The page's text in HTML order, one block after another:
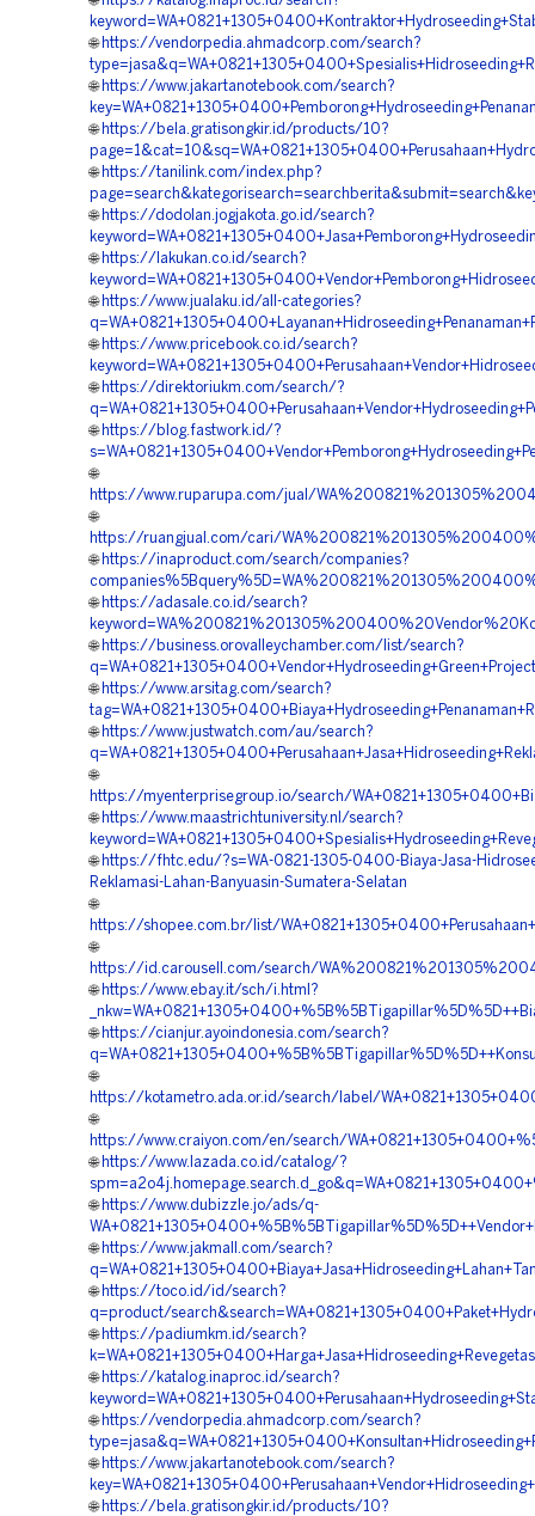
🌐 https://vendorpedia.ahmadcorp.com/search?
🌐 https://www.jakartanotebook.com/search?
🌐 https://bela.gratisongkir.id/products/10?
🌐 https://tanilink.com/index.php?
🌐 https://dodolan.jogjakota.go.id/search?
🌐 https://lakukan.co.id/search?
🌐 https://www.jualaku.id/all-categories?
🌐 https://www.pricebook.co.id/search?
🌐 https://direktoriukm.com/search/?
🌐 https://blog.fastwork.id/?
🌐
https://www.ruparupa.com/jual/
🌐
https://ruangjual.com/cari/
🌐 https://inaproduct.com/search/companies?
🌐 https://adasale.co.id/search?
🌐 https://business.orovalleychamber.com/list/search?
🌐 https://www.arsitag.com/search?
🌐 https://www.justwatch.com/au/search?
🌐
https://myenterprisegroup.io/search/
🌐 https://www.maastrichtuniversity.nl/search?
🌐 https://fhtc.edu/?s=WA-0821-1305-0400-Biaya-Jasa-
Reklamasi-Lahan-Banyuasin-Sumatera-Selatan
🌐
https://shopee.com.br/list/
🌐
https://id.carousell.com/search/
🌐 https://www.ebay.it/sch/i.html?
🌐 https://cianjur.ayoindonesia.com/search?
🌐
https://kotametro.ada.or.id/search/label/
🌐
https://www.craiyon.com/en/search/
🌐 https://www.lazada.co.id/catalog/?
🌐 https://www.dubizzle.jo/ads/q-
🌐 https://www.jakmall.com/search?
🌐 https://toco.id/id/search?
q=product/
🌐 https://padiumkm.id/search?
🌐 https://katalog.inaproc.id/search?
🌐 https://vendorpedia.ahmadcorp.com/search?
🌐 https://www.jakartanotebook.com/search?
🌐 https://bela.gratisongkir.id/products/10?